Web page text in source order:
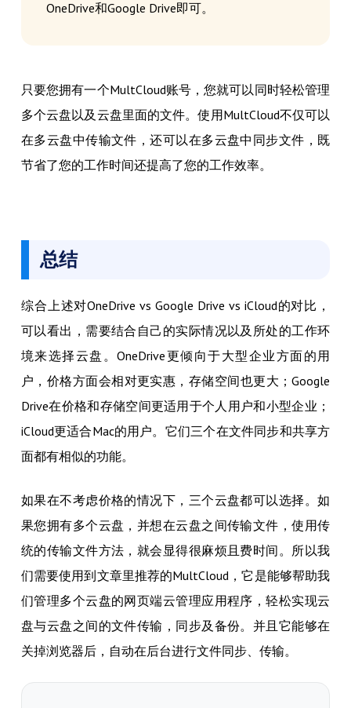
OneDrive和Google Drive即可。
只要您拥有一个MultCloud账号，您就可以同时轻松管理
多个云盘以及云盘里面的文件。使用MultCloud不仅可以
在多云盘中传输文件，还可以在多云盘中同步文件，既
节省了您的工作时间还提高了您的工作效率。
总结
综合上述对OneDrive vs Google Drive vs iCloud的对比，
可以看出，需要结合自己的实际情况以及所处的工作环
境来选择云盘。OneDrive更倾向于大型企业方面的用
户，价格方面会相对更实惠，存储空间也更大；Google
Drive在价格和存储空间更适用于个人用户和小型企业；
iCloud更适合Mac的用户。它们三个在文件同步和共享方
面都有相似的功能。
如果在不考虑价格的情况下，三个云盘都可以选择。如
果您拥有多个云盘，并想在云盘之间传输文件，使用传
统的传输文件方法，就会显得很麻烦且费时间。所以我
们需要使用到文章里推荐的MultCloud，它是能够帮助我
们管理多个云盘的网页端云管理应用程序，轻松实现云
盘与云盘之间的文件传输，同步及备份。并且它能够在
关掉浏览器后，自动在后台进行文件同步、传输。